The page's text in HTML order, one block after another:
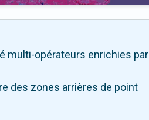
multi-opérateurs enrichies par
des zones arrières de point